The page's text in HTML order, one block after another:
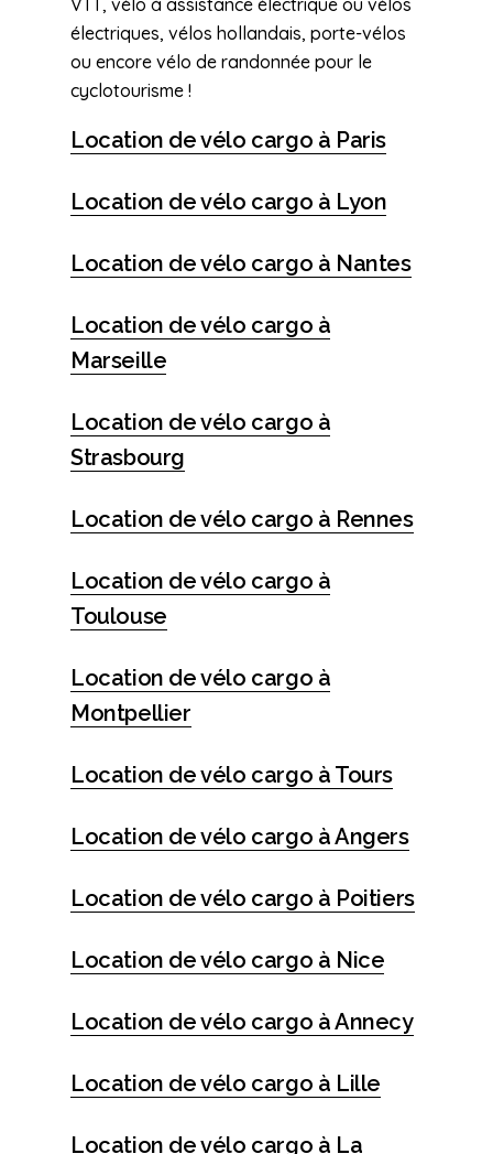
VTT, vélo à assistance électrique ou vélos
électriques, vélos hollandais, porte-vélos
ou encore vélo de randonnée pour le
cyclotourisme !
Location de vélo cargo à Paris
Location de vélo cargo à Lyon
Location de vélo cargo à Nantes
Location de vélo cargo à
Marseille
Location de vélo cargo à
Strasbourg
Location de vélo cargo à Rennes
Location de vélo cargo à
Toulouse
Location de vélo cargo à
Montpellier
Location de vélo cargo à Tours
Location de vélo cargo à Angers
Location de vélo cargo à Poitiers
Location de vélo cargo à Nice
Location de vélo cargo à Annecy
Location de vélo cargo à Lille
Location de vélo cargo à La